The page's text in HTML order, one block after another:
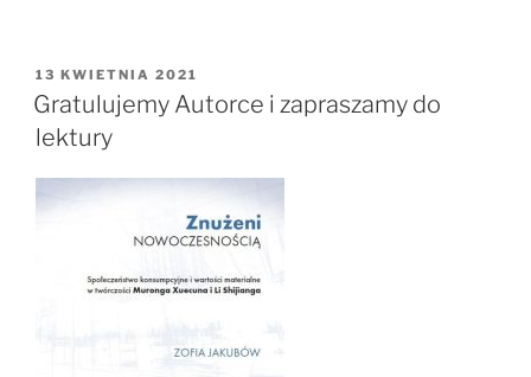
OPUBLIKOWANE
W
13 KWIETNIA 2021
Gratulujemy Autorce i zapraszamy do
lektury